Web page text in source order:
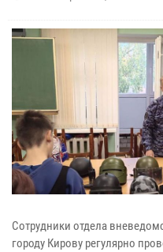
Сотрудники отдела
городу Кирову регулярно